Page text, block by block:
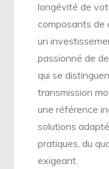
longévité de
composants de
un
passionné de
qui se
transmission
une référence
solutions
pratiques, du
exigeant.